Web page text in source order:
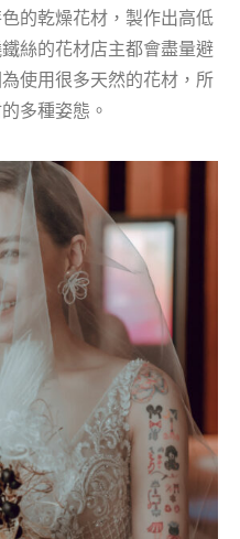
的乾燥花材，製作出高低
絲的花材店主都會盡量避
使用很多天然的花材，所
多種姿態。